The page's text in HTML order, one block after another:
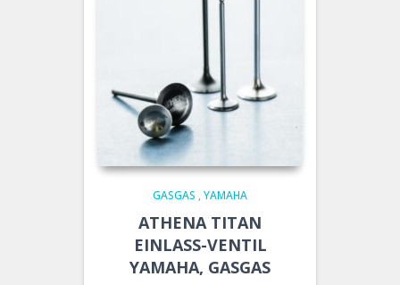
GASGAS , YAMAHA
ATHENA TITAN
EINLASS-VENTIL
YAMAHA, GASGAS